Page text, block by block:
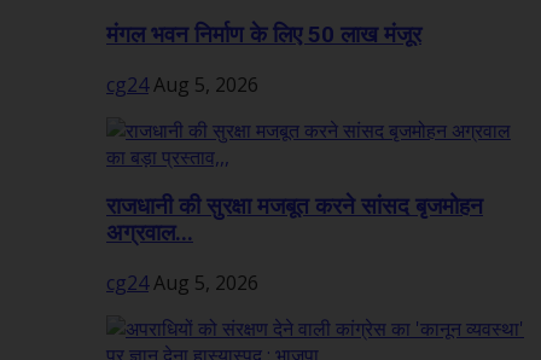
मंगल भवन निर्माण के लिए 50 लाख मंजूर
cg24Aug 5, 2026
राजधानी की सुरक्षा मजबूत करने सांसद बृजमोहन
अग्रवाल...
cg24Aug 5, 2026